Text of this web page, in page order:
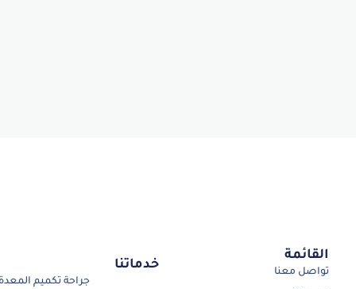
القائمة
تواصل معنا خدماتنا
جراحة تكميم